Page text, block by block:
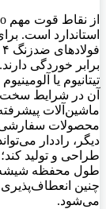
استاندارد است.
برابر خوردگی
تیتانیوم یا
آن در شرایط سخت
ماشین‌آلات
محصولات سفارشی
دیگر، راددار
طراحی و تولید کند؛
طول محفظه
چنین
می‌شود.